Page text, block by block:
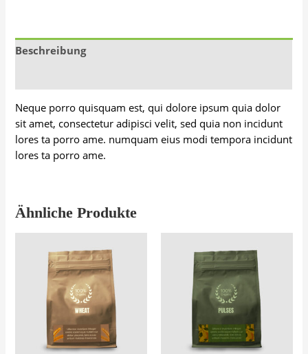
Beschreibung
Neque porro quisquam est, qui dolore ipsum quia dolor
sit amet, consectetur adipisci velit, sed quia non incidunt
lores ta porro ame. numquam eius modi tempora incidunt
lores ta porro ame.
Ähnliche Produkte